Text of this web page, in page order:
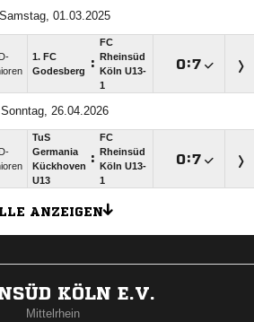
Samstag, 01.03.2025
D-
1. FC
Godesberg
:
FC
Rheinsüd
Köln U13-
1
:
Sonntag, 26.04.2026
D-
TuS
Germania
Kückhoven
U13
:
FC
Rheinsüd
Köln U13-
1
:
ANZEIGEN
KÖLN E.V.
Mittelrhein